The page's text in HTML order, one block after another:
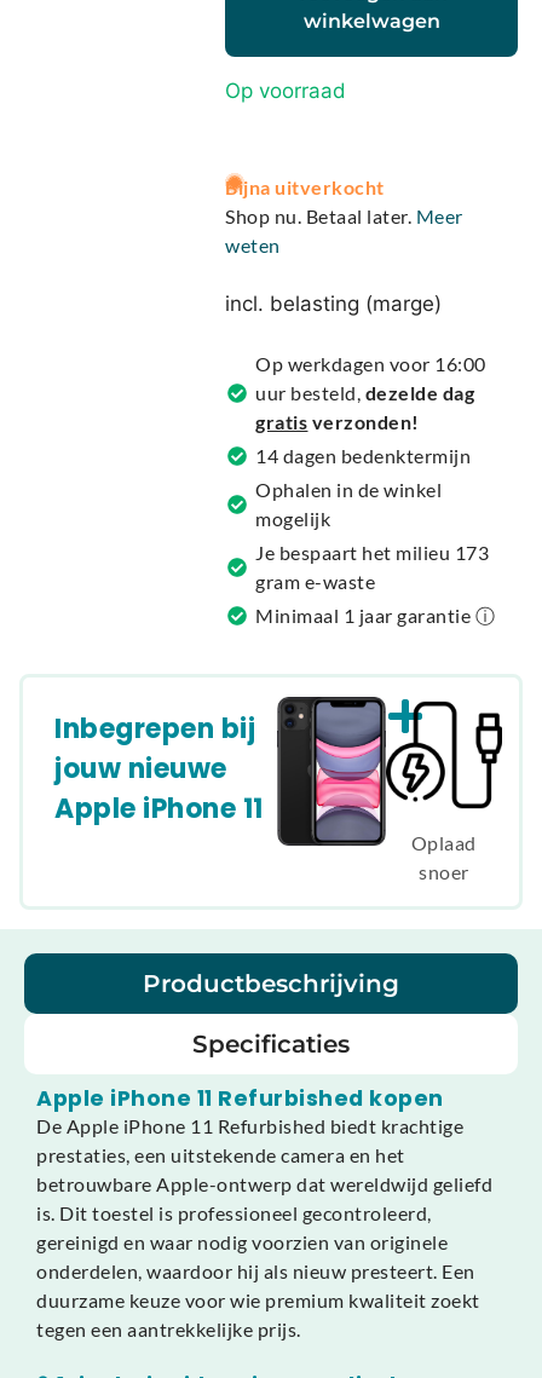
winkelwagen
Op voorraad
A
l
t
e
r
t
v
e
:
Bijna uitverkocht
Shop nu. Betaal later. Meer
weten
incl. belasting (marge)
Op werkdagen voor 16:00
uur besteld, dezelde dag
gratis verzonden!
14 dagen bedenktermijn
Ophalen in de winkel
mogelijk
Je bespaart het milieu 173
gram e-waste
Minimaal 1 jaar garantie ⓘ
Inbegrepen bij
jouw nieuwe
Apple iPhone 11
Oplaad
snoer
Productbeschrijving
Specificaties
Apple iPhone 11 Refurbished kopen
De Apple iPhone 11 Refurbished biedt krachtige
prestaties, een uitstekende camera en het
betrouwbare Apple-ontwerp dat wereldwijd geliefd
is. Dit toestel is professioneel gecontroleerd,
gereinigd en waar nodig voorzien van originele
onderdelen, waardoor hij als nieuw presteert. Een
duurzame keuze voor wie premium kwaliteit zoekt
tegen een aantrekkelijke prijs.